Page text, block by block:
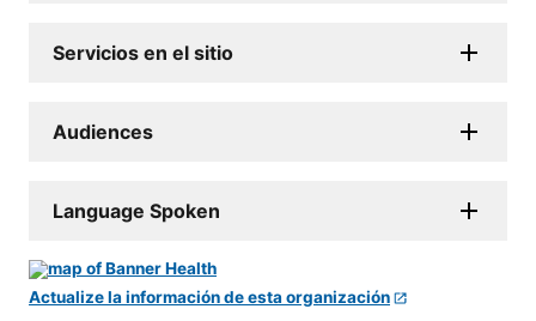
Servicios en el sitio
Audiences
Language Spoken
Actualize la información de esta organización